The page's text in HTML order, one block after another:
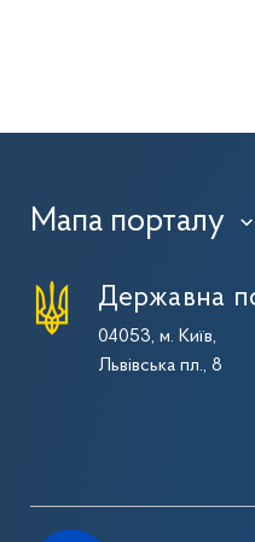
Мапа порталу
Державна
04053, м. Київ,
Львівська пл., 8